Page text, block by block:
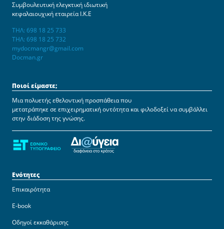
Συμβουλευτική ελεγκτική ιδιωτική
κεφαλαιουχική εταιρεία Ι.Κ.Ε
ΤΗΛ: 698 18 25 733
ΤΗΛ: 698 18 25 732
mydocmangr@gmail.com
Docman.gr
Ποιοί είμαστε;
Μια πολυετής εθελοντική προσπάθεια που
μετατράπηκε σε επιχειρηματική οντότητα και φιλοδοξεί να συμβάλλει
στην διάδοση της γνώσης.
Ενότητες
Επικαιρότητα
E-book
Οδηγοί εκκαθάρισης